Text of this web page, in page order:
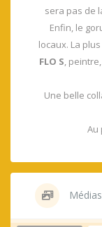
sera pas de
Enfin, le
locaux. La
FLO S ,
Une belle
Au
Médias